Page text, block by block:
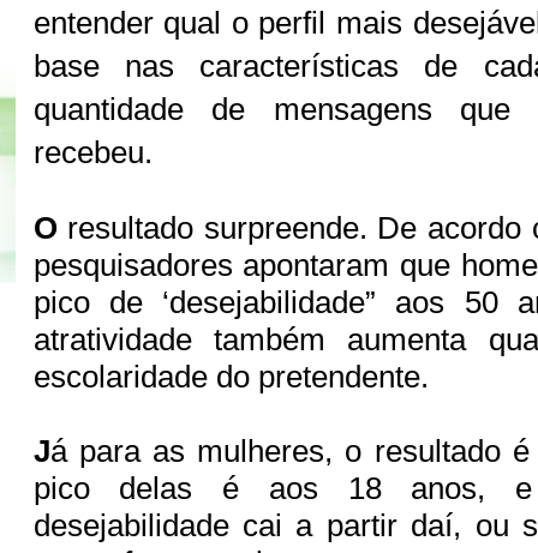
entender qual o perfil mais
base nas características de
quantidade de mensagens
recebeu.
O resultado surpreende. De acordo
pesquisadores apontaram que
pico de ‘desejabilidade” aos 50
atratividade também aumenta
escolaridade do pretendente.
Já para as mulheres, o resultado
pico delas é aos 18 anos,
desejabilidade cai a partir daí, ou